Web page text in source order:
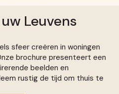
Leuvens
sfeer creëren in woningen
brochure presenteert een
beelden en
rustig de tijd om thuis te